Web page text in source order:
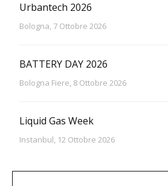
Urbantech 2026
Bologna, 7 Ottobre 2026
BATTERY DAY 2026
Bologna Fiere, 8 Ottobre 2026
Liquid Gas Week
Instanbul, 12 Ottobre 2026